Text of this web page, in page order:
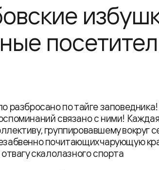
разбросано по тайге
связано с ними!
группировавшему вокруг
почитающих чарующую
скалолазного спорта